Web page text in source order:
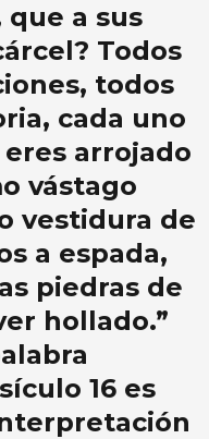
que a sus
Todos
todos
cada uno
arrojado
vástago
vestidura de
​​a espada,
piedras de
hollado.”
16 es